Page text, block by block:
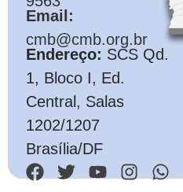
Email:
cmb@cmb.org.br
Endereço: SCS Qd.
1, Bloco I, Ed.
Central, Salas
1202/1207
Brasília/DF